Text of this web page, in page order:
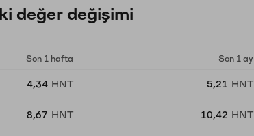
değer değişimi
Son 1 hafta Son 1 ay
4,34 HNT 5,21 HNT
8,67 HNT 10,42 HNT